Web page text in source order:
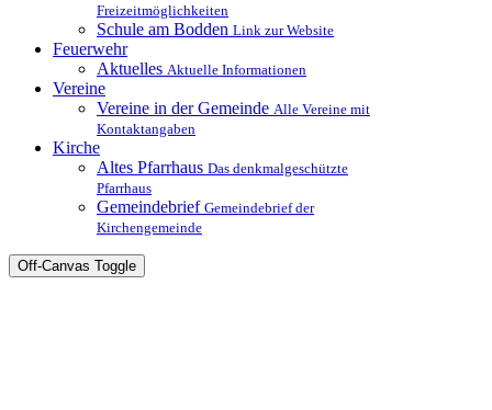
Freizeitmöglichkeiten
Schule am Bodden Link zur Website
Feuerwehr
Aktuelles Aktuelle Informationen
Vereine
Vereine in der Gemeinde Alle Vereine mit
Kontaktangaben
Kirche
Altes Pfarrhaus Das denkmalgeschützte
Pfarrhaus
Gemeindebrief Gemeindebrief der
Kirchengemeinde
Off-Canvas Toggle